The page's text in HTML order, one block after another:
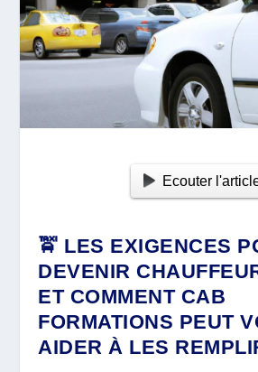
Ecouter
🚖 LES EXIGENCES
DEVENIR
ET COMMENT CAB
FORMATIONS PEUT
AIDER À LES